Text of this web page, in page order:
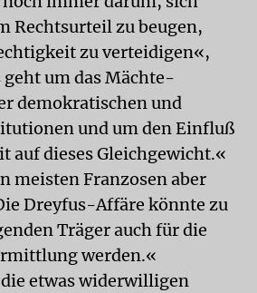
Rechtsurteil zu beugen,
zu verteidigen«,
geht um das Mächte-
demokratischen und
und um den Einfluß
auf dieses Gleichgewicht.«
meisten Franzosen aber
Dreyfus-Affäre könnte zu
Träger auch für die
werden.«
etwas widerwilligen